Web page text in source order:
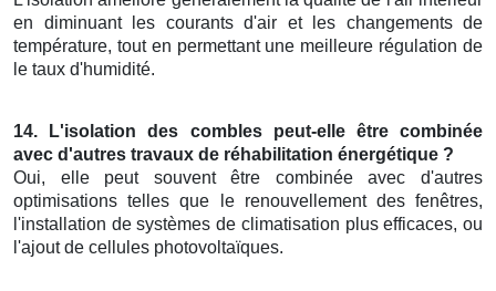
en diminuant les courants d'air et les changements de
température, tout en permettant une meilleure régulation de
le taux d'humidité.
14. L'isolation des combles peut-elle être combinée
avec d'autres travaux de réhabilitation énergétique ?
Oui, elle peut souvent être combinée avec d'autres
optimisations telles que le renouvellement des fenêtres,
l'installation de systèmes de climatisation plus efficaces, ou
l'ajout de cellules photovoltaïques.